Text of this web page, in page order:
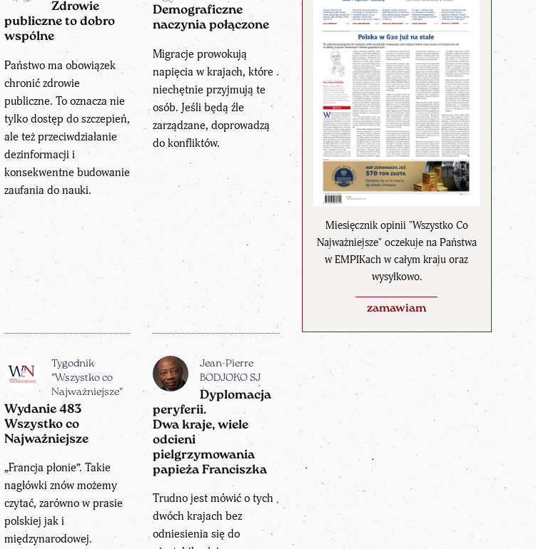
Miesięcznik opinii "Wszystko Co
Najważniejsze" oczekuje na Państwa
w EMPIKach w całym kraju oraz
wysyłkowo.
zamawiam
Zdrowie
publiczne to dobro
wspólne
Państwo ma obowiązek
chronić zdrowie
publiczne. To oznacza nie
tylko dostęp do szczepień,
ale też przeciwdziałanie
dezinformacji i
konsekwentne budowanie
zaufania do nauki.
Demograficzne
naczynia połączone
Migracje prowokują
napięcia w krajach, które
niechętnie przyjmują te
osób. Jeśli będą źle
zarządzane, doprowadzą
do konfliktów.
Tygodnik
"Wszystko co
Najważniejsze"
Wydanie 483
Wszystko co
Najważniejsze
„Francja płonie”. Takie
nagłówki znów możemy
czytać, zarówno w prasie
polskiej jak i
międzynarodowej.
Jean-Pierre
BODJOKO SJ
Dyplomacja
peryferii.
Dwa kraje, wiele
odcieni
pielgrzymowania
papieża Franciszka
Trudno jest mówić o tych
dwóch krajach bez
odniesienia się do